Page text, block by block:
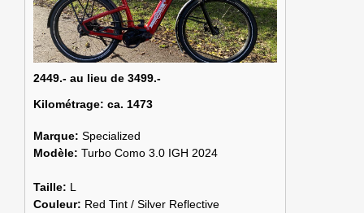
2449.- au lieu de 3499.-
Kilométrage: ca. 1473
Marque: Specialized
Modèle: Turbo Como 3.0 IGH 2024
Taille: L
Couleur: Red Tint / Silver Reflective